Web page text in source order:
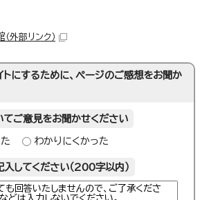
（外部リンク）
トにするために、ページのご感想をお聞か
てご意見をお聞かせください
わかりにくかった
してください（200字以内）